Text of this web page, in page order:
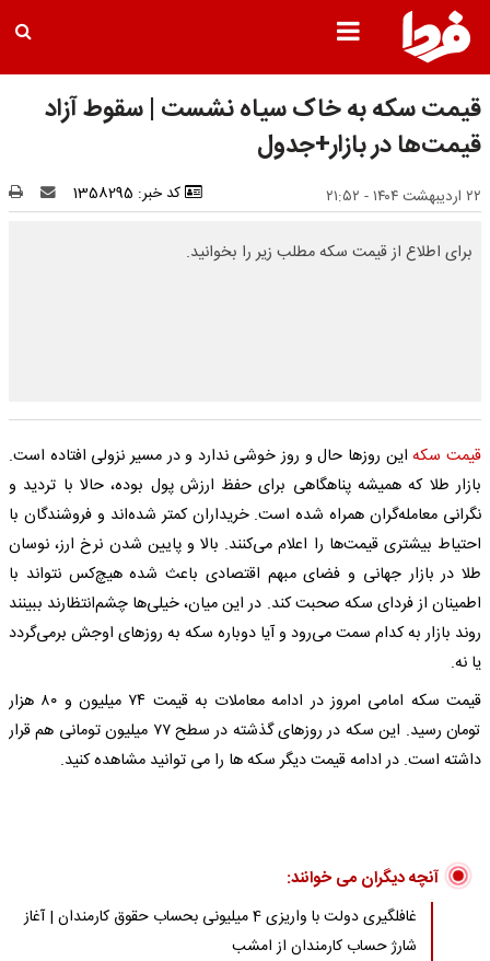
قیمت سکه به خاک سیاه نشست | سقوط آزاد
قیمت‌ها در بازار+جدول
۲۲ اردیبهشت ۱۴۰۴ - ۲۱:۵۲ کد خبر: 1358295
برای اطلاع از قیمت سکه مطلب زیر را بخوانید.
قیمت سکهاین روزها حال و روز خوشی ندارد و در مسیر نزولی افتاده است.
بازار طلا که همیشه پناهگاهی برای حفظ ارزش پول بوده، حالا با تردید و
نگرانی معامله‌گران همراه شده است. خریداران کمتر شده‌اند و فروشندگان با
احتیاط بیشتری قیمت‌ها را اعلام می‌کنند. بالا و پایین شدن نرخ ارز، نوسان
طلا در بازار جهانی و فضای مبهم اقتصادی باعث شده هیچ‌کس نتواند با
اطمینان از فردای سکه صحبت کند. در این میان، خیلی‌ها چشم‌انتظارند ببینند
روند بازار به کدام سمت می‌رود و آیا دوباره سکه به روزهای اوجش برمی‌گردد
یا نه.
قیمت سکه امامی امروز در ادامه معاملات به قیمت ۷۴ میلیون و ۸۰ هزار
تومان رسید. این سکه در روزهای گذشته در سطح ۷۷ میلیون تومانی هم قرار
داشته است. در ادامه قیمت دیگر سکه ها را می توانید مشاهده کنید.​
آنچه دیگران می خوانند:
غافلگیری دولت با واریزی 4 میلیونی بحساب حقوق کارمندان | آغاز
شارژ حساب کارمندان از امشب